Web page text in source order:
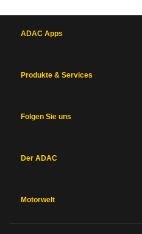
ADAC Apps
Produkte & Services
Folgen Sie uns
Der ADAC
Motorwelt